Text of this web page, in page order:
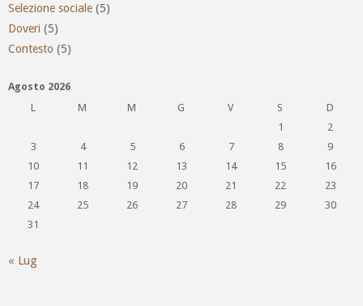
Selezione sociale (5)
Doveri (5)
Contesto (5)
Agosto 2026
L
M M G V S
D
1
2
3
4 5 6 7 8
9
10
11 12 13 14 15
16
17
18 19 20 21 22
23
24
25 26 27 28 29
30
31
« Lug